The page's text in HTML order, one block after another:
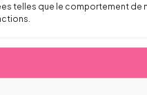
telles que le comportement de